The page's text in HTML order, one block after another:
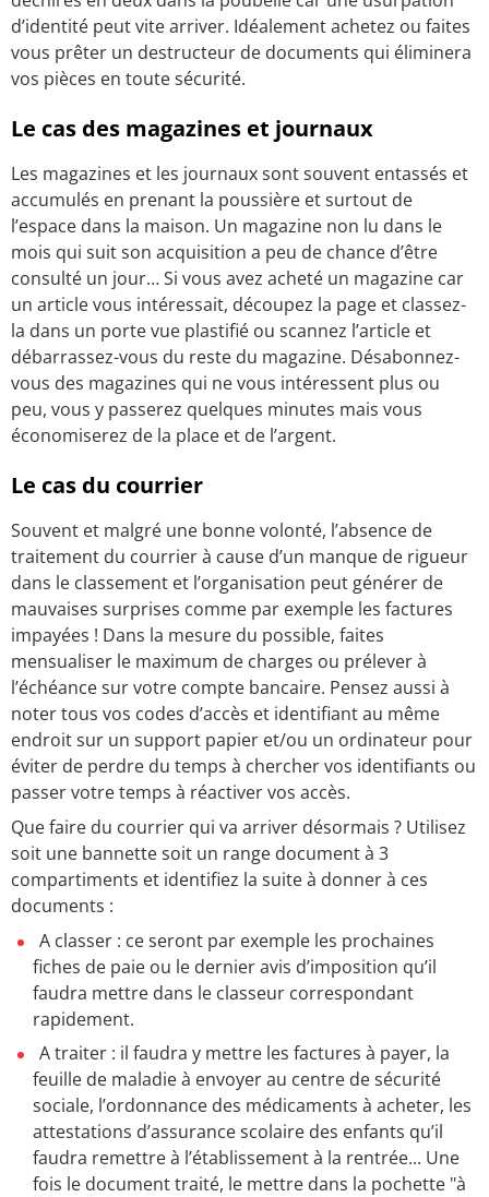
d’identité peut vite arriver. Idéalement achetez ou faites
vous prêter un destructeur de documents qui éliminera
vos pièces en toute sécurité.
Le cas des magazines et journaux
Les magazines et les journaux sont souvent entassés et
accumulés en prenant la poussière et surtout de
l’espace dans la maison. Un magazine non lu dans le
mois qui suit son acquisition a peu de chance d’être
consulté un jour… Si vous avez acheté un magazine car
un article vous intéressait, découpez la page et classez-
la dans un porte vue plastifié ou scannez l’article et
débarrassez-vous du reste du magazine. Désabonnez-
vous des magazines qui ne vous intéressent plus ou
peu, vous y passerez quelques minutes mais vous
économiserez de la place et de l’argent.
Le cas du courrier
Souvent et malgré une bonne volonté, l’absence de
traitement du courrier à cause d’un manque de rigueur
dans le classement et l’organisation peut générer de
mauvaises surprises comme par exemple les factures
impayées ! Dans la mesure du possible, faites
mensualiser le maximum de charges ou prélever à
l’échéance sur votre compte bancaire. Pensez aussi à
noter tous vos codes d’accès et identifiant au même
endroit sur un support papier et/ou un ordinateur pour
éviter de perdre du temps à chercher vos identifiants ou
passer votre temps à réactiver vos accès.
Que faire du courrier qui va arriver désormais ? Utilisez
soit une bannette soit un range document à 3
compartiments et identifiez la suite à donner à ces
documents :
A classer : ce seront par exemple les prochaines
fiches de paie ou le dernier avis d’imposition qu’il
faudra mettre dans le classeur correspondant
rapidement.
A traiter : il faudra y mettre les factures à payer, la
feuille de maladie à envoyer au centre de sécurité
sociale, l’ordonnance des médicaments à acheter, les
attestations d’assurance scolaire des enfants qu’il
faudra remettre à l’établissement à la rentrée... Une
fois le document traité, le mettre dans la pochette "à